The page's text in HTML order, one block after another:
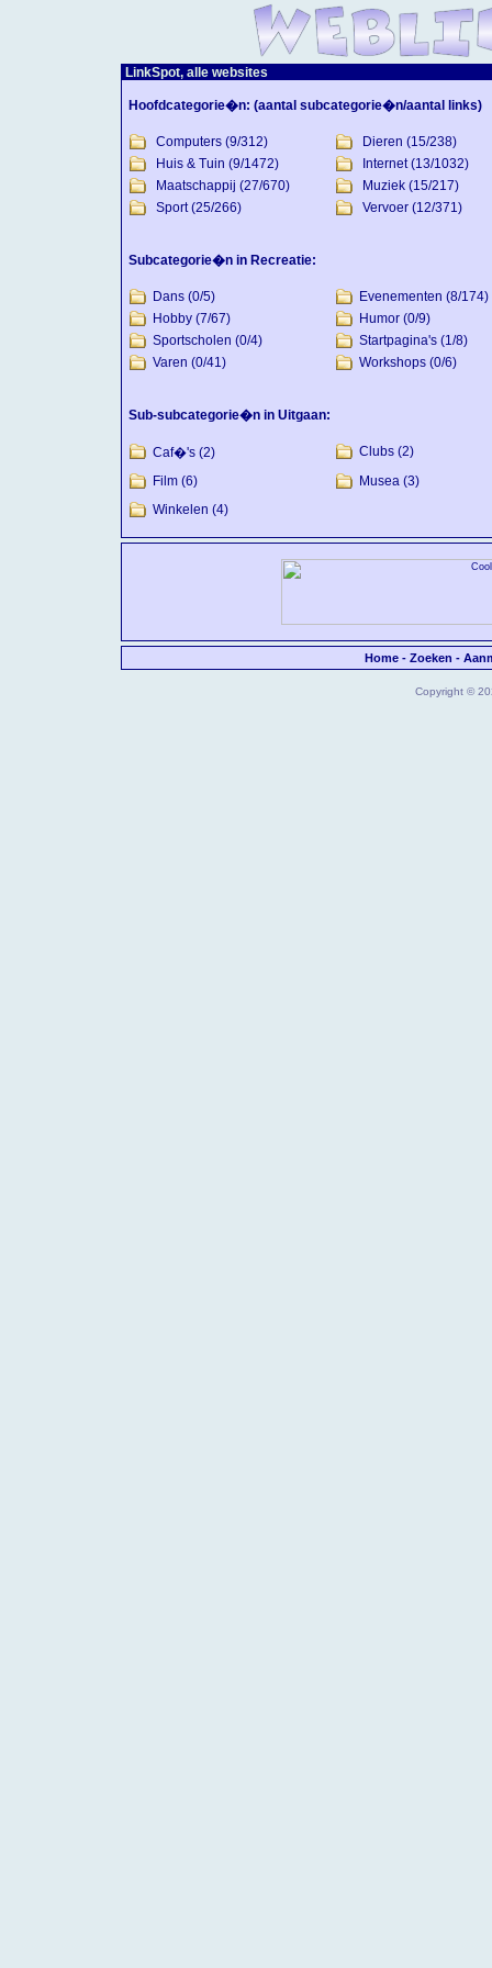
LinkSpot, alle websites
Hoofdcategorie�n: (aantal subcategorie�n/aantal links)
Computers (9/312) Dieren (15/238)
Huis & Tuin (9/1472) Internet(13/1032)
Maatschappij (27/670) Muziek (15/217)
Sport(25/266) Vervoer (12/371)
Subcategorie�n in Recreatie:
Dans (0/5) Evenementen (8/174)
Hobby (7/67) Humor (0/9)
Sportscholen (0/4) Startpagina's (1/8)
Varen (0/41) Workshops (0/6)
Sub-subcategorie�n in Uitgaan:
Caf�'s (2) Clubs (2)
Film (6) Musea (3)
Winkelen (4)
Home- Zoeken -
Copyright ©